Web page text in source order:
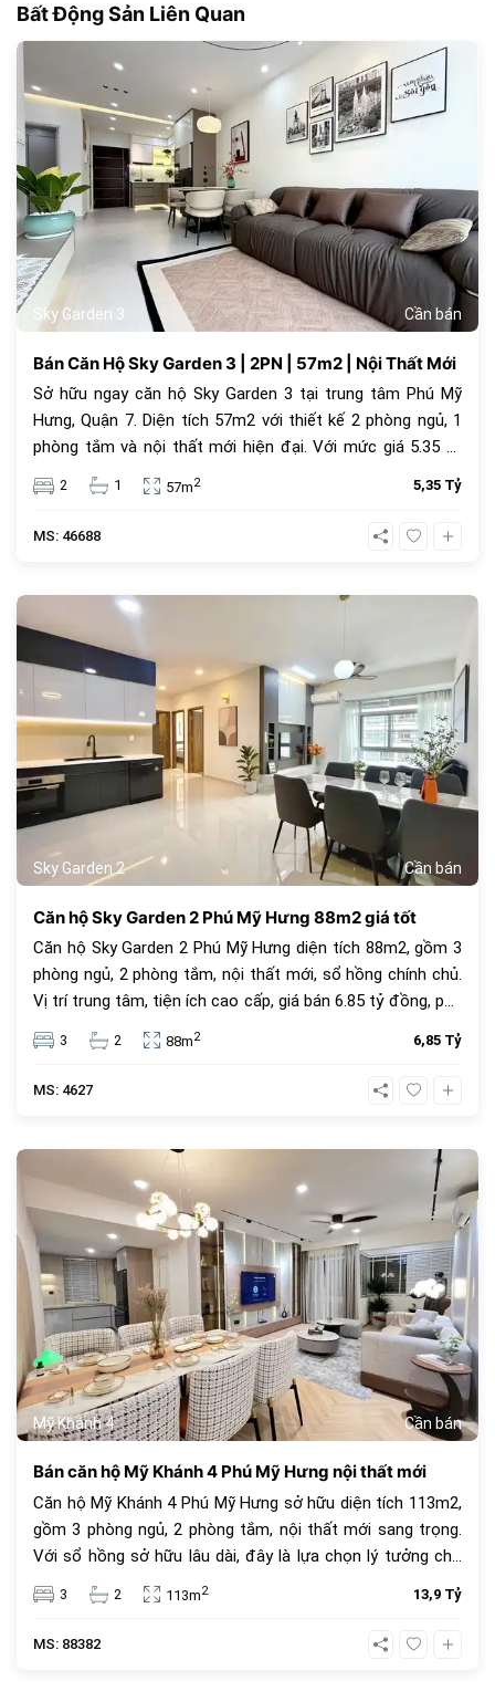
Bất Động Sản Liên Quan
Sky Garden 3 Cần bán
182
Bán Căn Hộ Sky Garden 3 | 2PN | 57m2 | Nội Thất Mới
Sở hữu ngay căn hộ Sky Garden 3 tại trung tâm Phú Mỹ
Hưng, Quận 7. Diện tích 57m2 với thiết kế 2 phòng ngủ, 1
phòng tắm và nội thất mới hiện đại. Với mức giá 5.35 tỷ
đồng, đây là lựa chọn an cư lý tưởng hoặc đầu tư cho
thuê sinh lời cao trong cộng đồng văn minh.
2 1 57m2 5,35 Tỷ
MS: 46688
Sky Garden 2 Cần bán
Căn hộ Sky Garden 2 Phú Mỹ Hưng 88m2 giá tốt
Căn hộ Sky Garden 2 Phú Mỹ Hưng diện tích 88m2, gồm 3
phòng ngủ, 2 phòng tắm, nội thất mới, sổ hồng chính chủ.
Vị trí trung tâm, tiện ích cao cấp, giá bán 6.85 tỷ đồng, phù
hợp để ở hoặc đầu tư.
3 2 88m2 6,85 Tỷ
MS: 4627
Mỹ Khánh 4 Cần bán
Bán căn hộ Mỹ Khánh 4 Phú Mỹ Hưng nội thất mới
Căn hộ Mỹ Khánh 4 Phú Mỹ Hưng sở hữu diện tích 113m2,
gồm 3 phòng ngủ, 2 phòng tắm, nội thất mới sang trọng.
Với sổ hồng sở hữu lâu dài, đây là lựa chọn lý tưởng cho
an cư và đầu tư. Giá bán 13.9 tỷ đồng, vị trí trung tâm, tiện
ích đầy đủ.
3 2 113m2 13,9 Tỷ
MS: 88382